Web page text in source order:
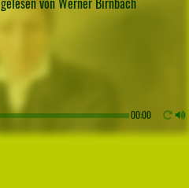
gelesen von Werner Birnbach
00:00